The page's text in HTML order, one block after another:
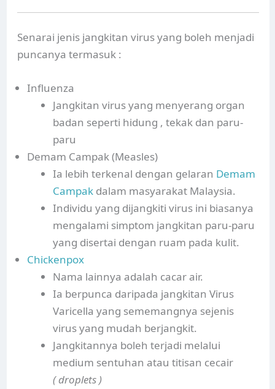
Senarai jenis jangkitan virus yang boleh menjadi
puncanya termasuk :
Influenza
Jangkitan virus yang menyerang organ
badan seperti hidung , tekak dan paru-
paru
Demam Campak (Measles)
Ia lebih terkenal dengan gelaran Demam
Campakdalam masyarakat Malaysia.
Individu yang dijangkiti virus ini biasanya
mengalami simptom jangkitan paru-paru
yang disertai dengan ruam pada kulit.
Chickenpox
Nama lainnya adalah cacar air.
Ia berpunca daripada jangkitan Virus
Varicella yang sememangnya sejenis
virus yang mudah berjangkit.
Jangkitannya boleh terjadi melalui
medium sentuhan atau titisan cecair
( droplets )